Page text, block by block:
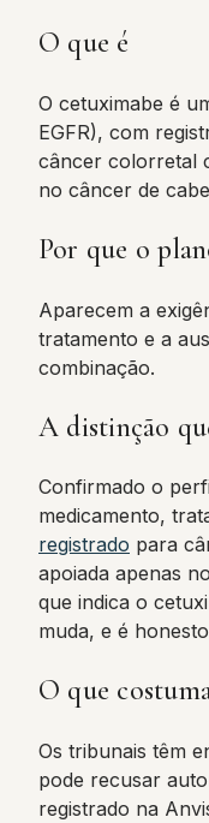
O que é
O cetuximabe é
EGFR), com
câncer colorretal
no câncer de
Por que o
Aparecem a
tratamento e a
combinação.
A distinção
Confirmado o
medicamento,
registrado para
apoiada apenas no
que indica o
muda, e é
O que
Os tribunais têm
pode recusar
registrado na